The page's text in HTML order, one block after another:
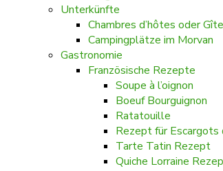
Unterkünfte
Chambres d’hôtes oder
Campingplätze im Morvan
Gastronomie
Französische Rezepte
Soupe à l’oignon
Boeuf Bourguignon
Ratatouille
Rezept für Escargots
Tarte Tatin Rezept
Quiche Lorraine